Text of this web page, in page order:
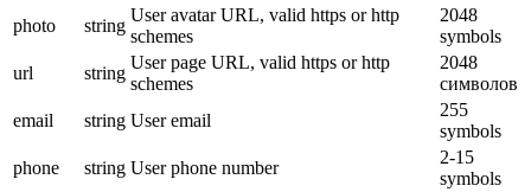
photo
string
User avatar URL, valid https or http
schemes
2048
symbols
url
string
User page URL, valid https or http
schemes
2048
символов
email
string User email
255
symbols
phone
string User phone number
2-15
symbols